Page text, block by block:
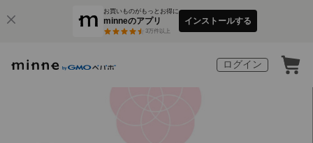
お買いものがもっとお得に
minneのアプリ
3万件以上
インストールする
ログイン